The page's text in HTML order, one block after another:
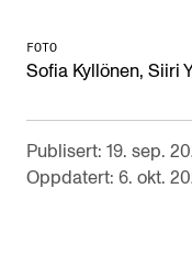
Om FoU på NMH
Livet rundt FoU
FOTO
Sofia Kyllönen, Siiri
Publisert: 19. sep.
Oppdatert: 6. okt.